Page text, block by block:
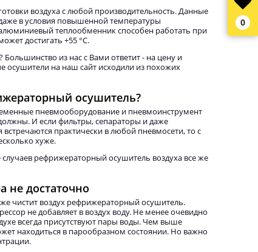
воздуха с любой производительность. Данные
в условия повышенной температуры
теплообменник способен работать при
достигать +55 °С.
из нас с Вами ответит - на цену и
осушители на наш сайт исходили из похожих
осушитель?
пневмооборудование и пневмоинструмент
И если фильтры, сепараторы и даже
практически в любой пневмосети, то с
хуже.
рефрижераторный осушитель воздуха все же
не достаточно
чистит воздух рефрижераторный осушитель.
не добавляет в воздух воду. Не менее очевидно
всегда присутствуют пары воды. Чем выше
находиться в парообразном состоянии. Но важно
0